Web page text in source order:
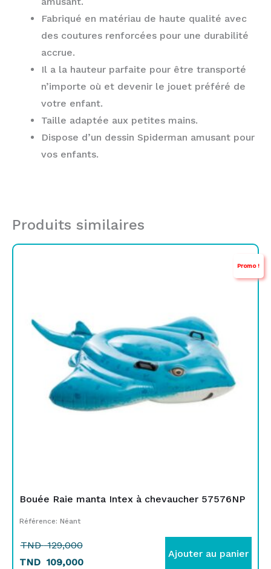
Fabriqué en matériau de haute qualité avec
des coutures renforcées pour une durabilité
accrue.
Il a la hauteur parfaite pour être transporté
n’importe où et devenir le jouet préféré de
votre enfant.
Taille adaptée aux petites mains.
Dispose d’un dessin Spiderman amusant pour
vos enfants.
Produits similaires
Promo !
Bouée Raie manta Intex à chevaucher 57576NP
Référence: Néant
TND129,000
129,000.
TND 109,000
109,000.
Ajouter au panier